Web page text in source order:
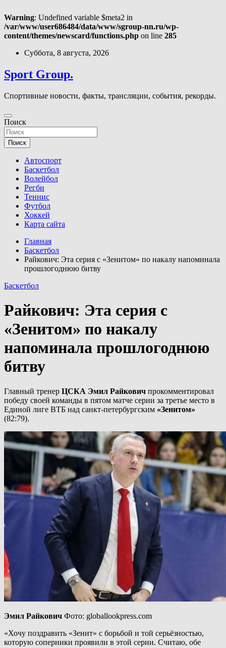
Warning: Undefined variable $meta2 in
/var/www/user686484/data/www/sgroup-nn.ru/wp-
content/themes/newscard/functions.php on line 285
Перейти
содержимому
Суббота, 8 августа, 2026
Sport Group.
Спортивные новости, факты, трансляции, события, рекорды.
Поиск
Поиск
Автоспорт
Баскетбол
Волейбол
Регби
Теннис
Футбол
Хоккей
Карта сайта
Главная
Баскетбол
Райкович: Эта серия с «Зенитом» по накалу напоминала
прошлогоднюю битву
Баскетбол
Райкович: Эта серия с
«Зенитом» по накалу
напоминала прошлогоднюю
битву
Главный тренер ЦСКА Эмил Райкович прокомментировал
победу своей команды в пятом матче серии за третье место в
Единой лиге ВТБ над санкт-петербургским «Зенитом»
(82:79).
Эмил Райкович Фото: globallookpress.com
«Хочу поздравить «Зенит» с борьбой и той серьёзностью,
которую соперники проявили в этой серии. Считаю, обе